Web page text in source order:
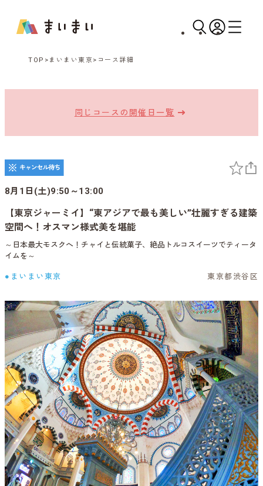
TOP まいまい東京 コース詳細
同じコースの開催日一覧
8月1日(土)9:50～13:00
【東京ジャーミイ】“東アジアで最も美しい”壮麗すぎる建築
空間へ！オスマン様式美を堪能
～日本最大モスクへ！チャイと伝統菓子、絶品トルコスイーツでティータ
イムを～
●まいまい東京 東京都渋谷区